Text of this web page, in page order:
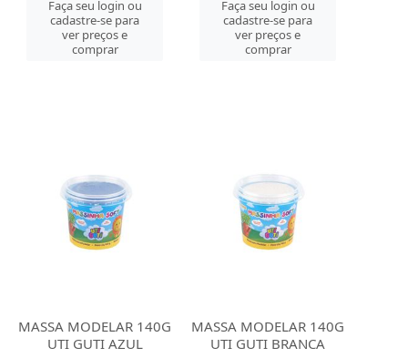
Faça seu login ou
cadastre-se para
ver preços e
comprar
Faça seu login ou
cadastre-se para
ver preços e
comprar
MASSA MODELAR 140G
UTI GUTI AZUL
MASSA MODELAR 140G
UTI GUTI BRANCA